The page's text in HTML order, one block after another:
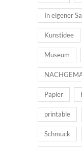
In eigener
Kunstidee
Museum
Papier
printable
Schmuck